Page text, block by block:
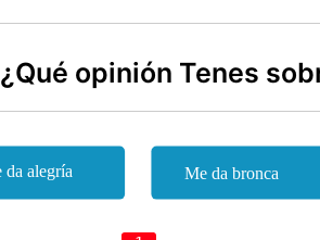
¿Qué opinión Tenes